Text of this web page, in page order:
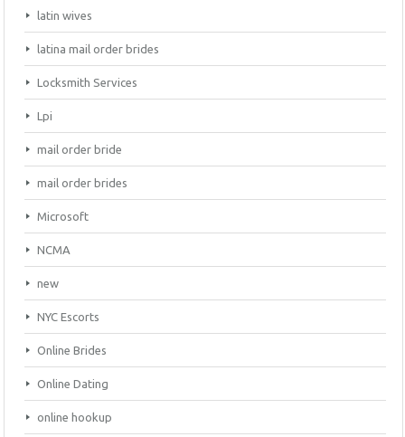
latin wives
latina mail order brides
Locksmith Services
Lpi
mail order bride
mail order brides
Microsoft
NCMA
new
NYC Escorts
Online Brides
Online Dating
online hookup